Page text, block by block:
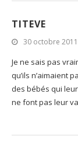
TITEVE
30 octobre
Je ne sais pas
qu’ils n’aimaient
des bébés qui
ne font pas leur